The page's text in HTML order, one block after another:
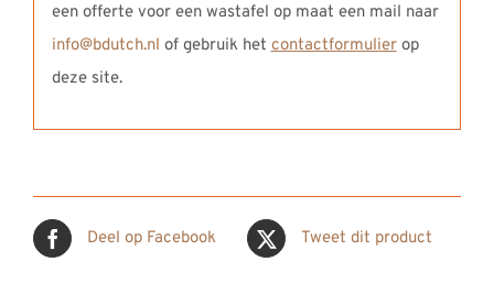
een offerte voor een wastafel op maat een mail naar
info@bdutch.nl of gebruik het contactformulierop
deze site.
Deel op Facebook Tweet dit product